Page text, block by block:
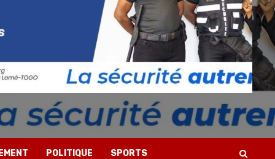
POLITIQUE SPORTS